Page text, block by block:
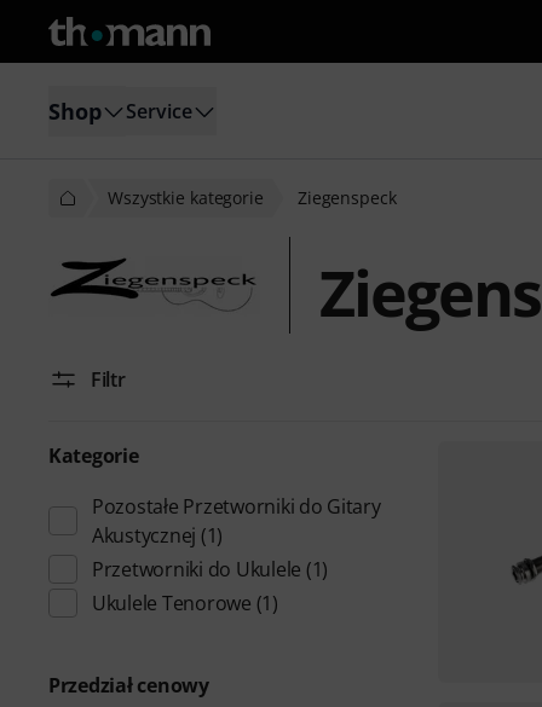
Shop Service
Wszystkie kategorie Ziegenspeck
Filtr
Kategorie
Pozostałe Przetworniki do Gitary
Akustycznej (1)
Przetworniki do Ukulele (1)
Ukulele Tenorowe (1)
Przedział cenowy